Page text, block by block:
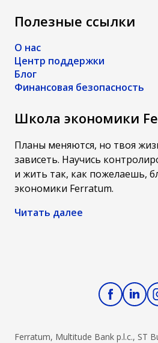
Полезные ссылки
О нас
Центр поддержки
Блог
Финансовая безопасность
Школа экономики
Планы меняются, но твоя
зависеть. Научись
и жить так, как пожелаешь,
экономики Ferratum.
Читать далее
Ferratum, Multitude Bank p.l.c., ST